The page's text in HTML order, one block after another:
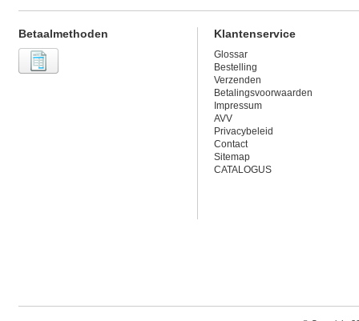
Betaalmethoden Klantenservice
Glossar
Bestelling
Verzenden
Betalingsvoorwaarden
Impressum
AVV
Privacybeleid
Contact
Sitemap
CATALOGUS